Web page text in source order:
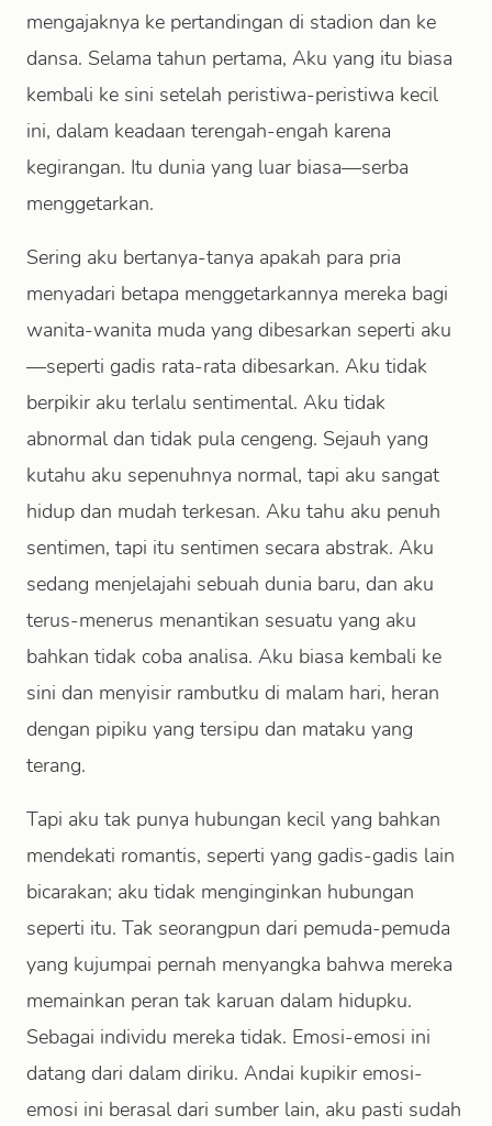
mengajaknya ke pertandingan di stadion dan ke
dansa. Selama tahun pertama, Aku yang itu biasa
kembali ke sini setelah peristiwa-peristiwa kecil
ini, dalam keadaan terengah-engah karena
kegirangan. Itu dunia yang luar biasa—serba
menggetarkan.
Sering aku bertanya-tanya apakah para pria
menyadari betapa menggetarkannya mereka bagi
wanita-wanita muda yang dibesarkan seperti aku
—seperti gadis rata-rata dibesarkan. Aku tidak
berpikir aku terlalu sentimental. Aku tidak
abnormal dan tidak pula cengeng. Sejauh yang
kutahu aku sepenuhnya normal, tapi aku sangat
hidup dan mudah terkesan. Aku tahu aku penuh
sentimen, tapi itu sentimen secara abstrak. Aku
sedang menjelajahi sebuah dunia baru, dan aku
terus-menerus menantikan sesuatu yang aku
bahkan tidak coba analisa. Aku biasa kembali ke
sini dan menyisir rambutku di malam hari, heran
dengan pipiku yang tersipu dan mataku yang
terang.
Tapi aku tak punya hubungan kecil yang bahkan
mendekati romantis, seperti yang gadis-gadis lain
bicarakan; aku tidak menginginkan hubungan
seperti itu. Tak seorangpun dari pemuda-pemuda
yang kujumpai pernah menyangka bahwa mereka
memainkan peran tak karuan dalam hidupku.
Sebagai individu mereka tidak. Emosi-emosi ini
datang dari dalam diriku. Andai kupikir emosi-
emosi ini berasal dari sumber lain, aku pasti sudah